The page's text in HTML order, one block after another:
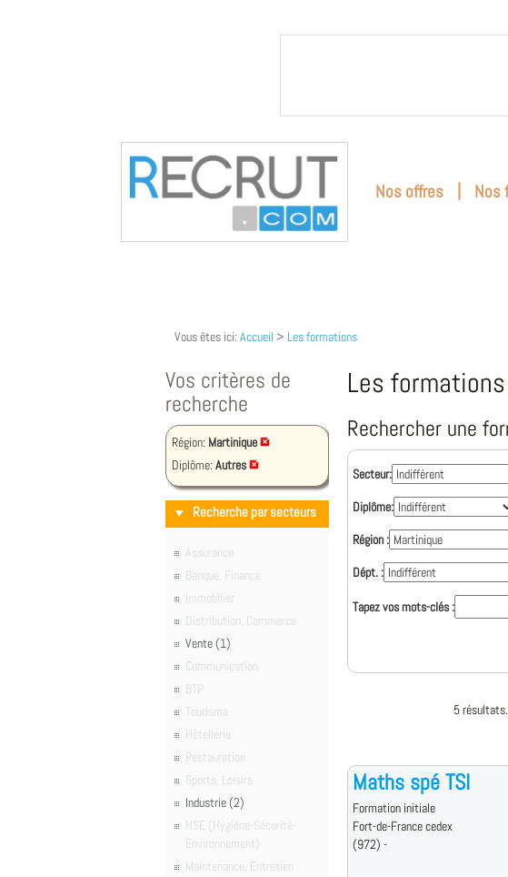
Nos offres | Nos
Vous êtes ici: Accueil > Les formations
Vos critères de
recherche
Région: Martinique
Diplôme: Autres
Recherche par secteurs
Assurance
Banque, Finance
Immobilier
Distribution, Commerce
Vente (1)
Communication
BTP
Tourisme
Hôtellerie
Restauration
Sports, Loisirs
Industrie (2)
HSE (Hygiène-Sécurité-
Environnement)
Maintenance, Entretien
Les formations
Rechercher une
Secteur:
Diplôme:
Région :
Dépt. :
Tapez vos mots-clés :
5
Maths spé TSI
Formation initiale
Fort-de-France cedex
(972) -